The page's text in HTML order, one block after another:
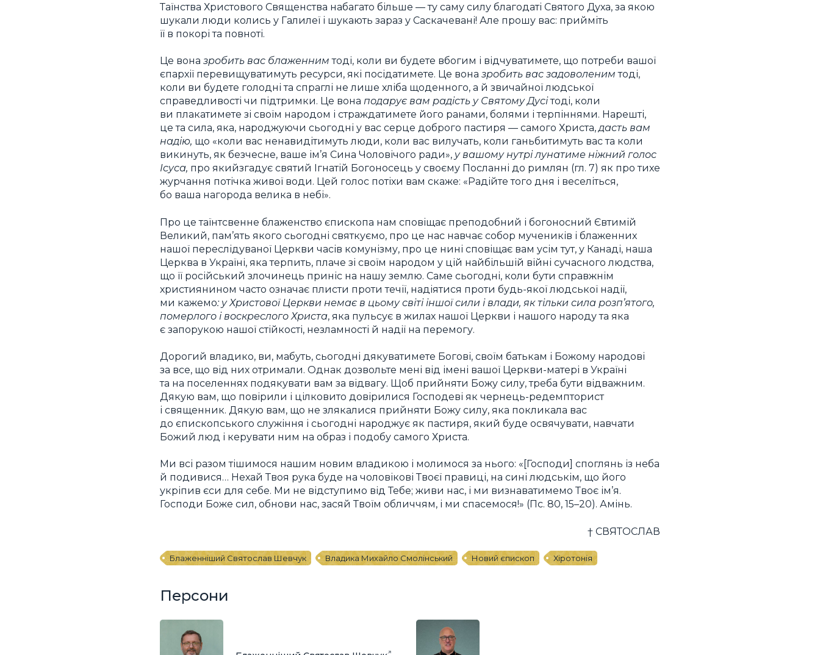
Таїнства Христового Священства набагато більше — ту саму силу благодаті Святого Духа, за якою
шукали люди колись у Галилеї і шукають зараз у Саскачевані! Але прошу вас: прийміть
її в покорі та повноті.
Це вона зробить вас блаженнимтоді, коли ви будете вбогим і відчуватимете, що потреби вашої
єпархії перевищуватимуть ресурси, які посідатимете. Це вона зробить вас задоволеним тоді,
коли ви будете голодні та спраглі не лише хліба щоденного, а й звичайної людської
справедливості чи підтримки. Це вона подарує вам радість у Святому Дусітоді, коли
ви плакатимете зі своїм народом і страждатимете його ранами, болями і терпіннями. Нарешті,
це та сила, яка, народжуючи сьогодні у вас серце доброго пастиря — самого Христа,дасть вам
надію, що «коли вас ненавидітимуть люди, коли вас вилучать, коли ганьбитимуть вас та коли
викинуть, як безчесне, ваше ім’я Сина Чоловічого ради», у вашому нутрі лунатиме ніжний голос
Ісуса, про якийзгадує святий Ігнатій Богоносець у своєму Посланні до римлян (гл. 7) як про тихе
журчання потічка живої води. Цей голос потіхи вам скаже: «Радійте того дня і веселіться,
бо ваша нагорода велика в небі».
Про це таїнтсвенне блаженство єпископа нам сповіщає преподобний і богоносний Євтимій
Великий, пам’ять якого сьогодні святкуємо, про це нас навчає собор мучеників і блаженних
нашої переслідуваної Церкви часів комунізму, про це нині сповіщає вам усім тут, у Канаді, наша
Церква в Україні, яка терпить, плаче зі своїм народом у цій найбільшій війні сучасного людства,
що її російський злочинець приніс на нашу землю. Саме сьогодні, коли бути справжнім
християнином часто означає плисти проти течії, надіятися проти будь-якої людської надії,
ми кажемо: у Христової Церкви немає в цьому світі іншої сили і влади, як тільки сила розп’ятого,
померлого і воскреслого Христа, яка пульсує в жилах нашої Церкви і нашого народу та яка
є запорукою нашої стійкості, незламності й надії на перемогу.
Дорогий владико, ви, мабуть, сьогодні дякуватимете Богові, своїм батькам і Божому народові
за все, що від них отримали. Однак дозвольте мені від імені вашої Церкви-матері в Україні
та на поселеннях подякувати вам за відвагу. Щоб прийняти Божу силу, треба бути відважним.
Дякую вам, що повірили і цілковито довірилися Господеві як чернець-редемпторист
і священник. Дякую вам, що не злякалися прийняти Божу силу, яка покликала вас
до єпископського служіння і сьогодні народжує як пастиря, який буде освячувати, навчати
Божий люд і керувати ним на образ і подобу самого Христа.
Ми всі разом тішимося нашим новим владикою і молимося за нього: «[Господи] споглянь із неба
й подивися… Нехай Твоя рука буде на чоловікові Твоєї правиці, на сині людськім, що його
укріпив єси для себе. Ми не відступимо від Тебе; живи нас, і ми визнаватимемо Твоє ім’я.
Господи Боже сил, обнови нас, засяй Твоїм обличчям, і ми спасемося!» (Пс. 80, 15–20). Амінь.
† СВЯТОСЛАВ
Блаженніший Святослав Шевчук Владика Михайло Смолінський Новий єпископ Хіротонія
Персони